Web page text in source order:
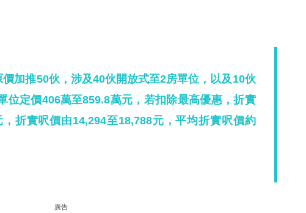
加推50伙，涉及40伙開放式至2房單位，以及10伙
位定價406萬至859.8萬元，若扣除最高優惠，折實
折實呎價由14,294至18,788元，平均折實呎價約
廣告